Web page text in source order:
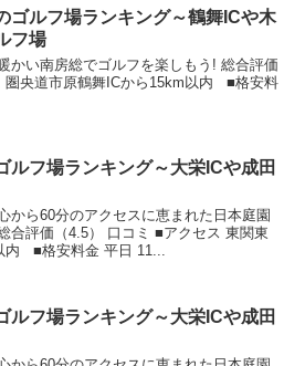
ゴルフ場ランキング～鶴舞ICや木
フ場
ルフ場ランキング～大栄ICや成田
自動車道大栄ICから5km以内 ■格安料金 平日 11...
ルフ場ランキング～大栄ICや成田